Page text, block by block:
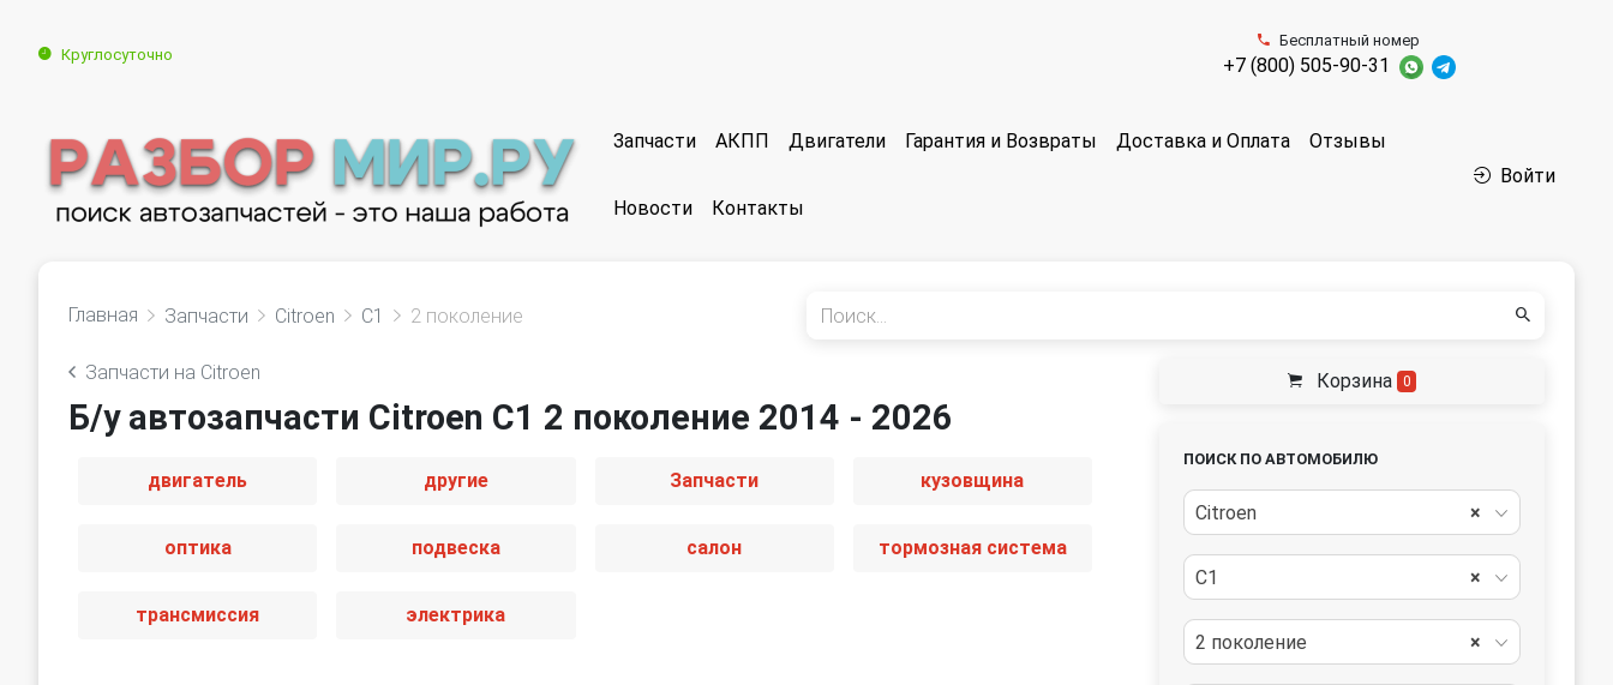
Круглосуточно
Бесплатный номер
+7 (800) 505-90-31
Запчасти АКПП Двигатели Гарантия и Возвраты Доставка и Оплата Отзывы
Новости Контакты
Войти
Главная Запчасти Citroen C1 2 поколение
Запчасти на Citroen
Б/у автозапчасти Citroen C1 2 поколение 2014 - 2026
двигатель другие Запчасти кузовщина
оптика подвеска салон тормозная система
трансмиссия электрика
Корзина 0
ПОИСК ПО АВТОМОБИЛЮ
×
Citroen
×
C1
×
2 поколение